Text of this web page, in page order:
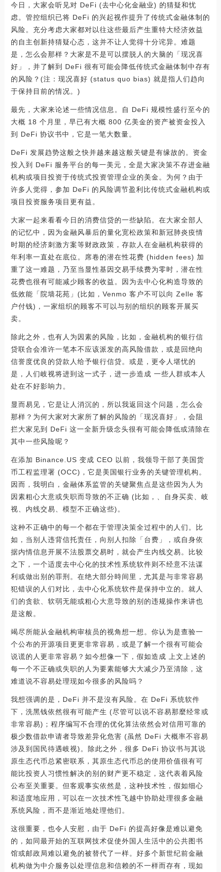
今日，大家会听见对 DeFi (去中心化金融业) 的猜疑和忧
虑。管控组织已将 DeFi 的兴起视作提升了传统式金融体制的
风险。充分考虑大家都对以往这些最后产生重特大经济效益
的自主创新持猜疑心态，这并不让人觉得十分诧异。难题
是，怎么会那样？大家是不是可以摆脱人的大脑的「现况喜
好」，并了解到 DeFi 很有可能会降低传统式金融体制中存有
的风险？(注：现况喜好 (status quo bias) 就是指人们趋向
于保持目前的情况。)
最先，大家来论述一些情况信息。自 DeFi 规模性盛行至今的
大概 18 个月里，早已有大概 800 亿美金的资产被资金投入
到 DeFi 协议书中，它是一笔大数量。
DeFi 发展趋势这般之快并越来越这般关键是有缘故的。资金
投入到 DeFi 服务平台的每一美元，全是大家决策不存进金融
机构或项目投资于传统式投资管理企业的美金。为何？由于
许多人觉得，参加 DeFi 的风险调节盈利比传统式金融机构或
项目投资服务项目更有益。
大家一起来看看今日的消费信贷的一些缺陷。在大家全部人
的记忆中，因为金融风暴后的量化宽松政策和新冠肺炎疫情
时期的经济刺激方案等财政政策，存款人在金融机构获得的
年利率一直处在底位。席卷的潜在性花费 (hidden fees) 加
重了这一难题，乃至当显性基因交易手续费为零时，潜在性
花费也很有可能减少顾客的收益。因为去中心化构造导致的
低效能「院墙花苑」(比如，Venmo 客户不可以向 Zelle 客
户付钱)，一家组织的顾客不可以与别的组织的顾客开展买
卖。
除此之外，也有人为因素的风险，比如，金融机构的银行信
贷联合会准许一笔本不应该派发的高风险借款，或是回绝向
信誉度优良的贷款人给予银行信贷。或是，更令人堪忧的
是，人们岐视将进到这一式子，进一步造成 一些人群或本人
处在不好影响力。
显而易见，它是让人消沉的，所以我返回这个问题，怎么会
那样？为何大家对大家所了解的风险的「现况喜好」，会阻
拦大家见到 DeFi 这一全新升级念头很有可能会降低或清除在
其中一些风险呢？
在添加 Binance.US 变成 CEO 以前，我领导干部了美国货
币工程监理署 (OCC)，它是美国银行业务的关键管理机构。
因而，我明白，金融体系监管的关键聚焦点是这些因为人为
因素粗心大意或失职而导致的不正确 (比如，、自身买卖、岐
视、内线交易、模型不正确这些)。
这种不正确中的每一个都在于管理决策全过程中的人们。比
如，当别人违背信托责任，向别人扣除「台费」，或自身依
据内情信息开展不法股票交易时，就会产生内线交易。比较
之下，一个适度去中心化的技术性系统软件则不经意不法谋
利或做出别的罪刑。在绝大部分時间里，尤其是与非常容易
犯错误的人们对比，去中心化系统软件是保持中立的。就人
们的贪欲、软弱无能或粗心大意导致的别的违规操作来讲也
是这般。
竭尽所能从金融机构审核员的视角想一想。你认为是查验一
个公布的开源项目更更非常容易，或是了解一个很有可能会
说谎的人更非常容易？如今想像一下，假如造成 上文上述的
每一个不正确或失职的人为要素能够大大减少乃至清除，这
难道说不容易处理现如今很多的风险吗？
我想强调的是，DeFi 并不是沒有风险。在 DeFi 系统软件
下，洗黑钱依然很有可能产生 (尽管可以说不容易那麼经常或
非常容易)；程序编写不合理的优化算法依然会对信用可靠的
极少数借款申请者导致差异化危害 (虽然 DeFi 大概率不容易
涉及到国民待遇岐视)。除此之外，很多 DeFi 协议书与其说
原生态代币总紧密联系，其原生态代币总的使用价值很有可
能比投资人习惯性解决的别的财产更不稳定，这代表着风险
公布至关重要。但客观事实依然是，这种技术性，假如细心
和适度地应用，可以在一次技术性飞越中协助处理很多金融
系统风险，而不是渐近地处理他们。
这很重要，也令人安慰，由于 DeFi 的提高好像是难以避免
的，如同最开始的互联网技术促使外国人生活中的公共图书
馆或邮政局难以避免的被替代了一样。好多个新世纪前金融
机构做为中介服务以处理信息和信赖的不一样而存有，现如